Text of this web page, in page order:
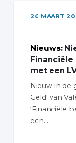
26 MAART
Nieuws:
Financiële
met een
Nieuw in de
Geld' van
‘Financiële
een...